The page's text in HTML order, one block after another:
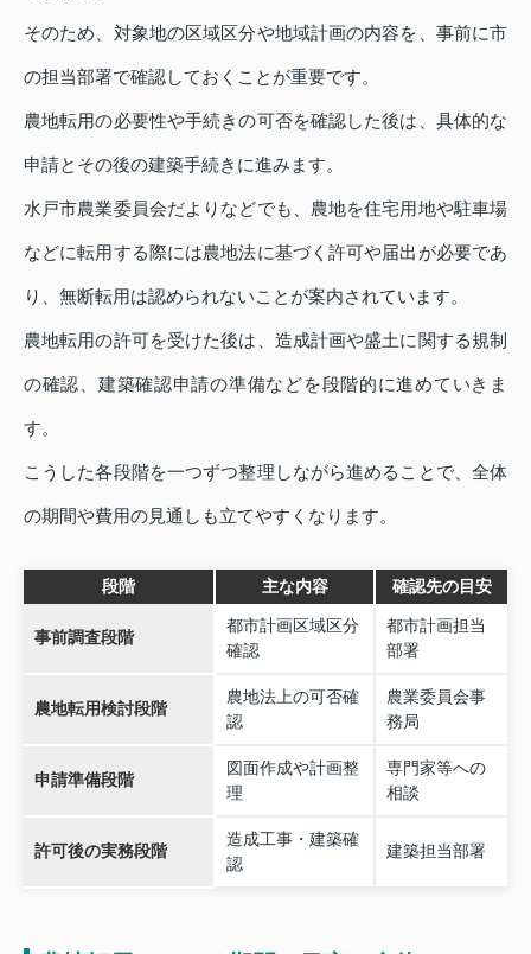
そのため、対象地の区域区分や地域計画の内容を、事前に市
の担当部署で確認しておくことが重要です。
農地転用の必要性や手続きの可否を確認した後は、具体的な
申請とその後の建築手続きに進みます。
水戸市農業委員会だよりなどでも、農地を住宅用地や駐車場
などに転用する際には農地法に基づく許可や届出が必要であ
り、無断転用は認められないことが案内されています。
農地転用の許可を受けた後は、造成計画や盛土に関する規制
の確認、建築確認申請の準備などを段階的に進めていきま
す。
こうした各段階を一つずつ整理しながら進めることで、全体
の期間や費用の見通しも立てやすくなります。
段階 主な内容 確認先の目安
事前調査段階
都市計画区域区分
確認
都市計画担当
部署
農地転用検討段階
農地法上の可否確
認
農業委員会事
務局
申請準備段階
図面作成や計画整
理
専門家等への
相談
許可後の実務段階
造成工事・建築確
認
建築担当部署